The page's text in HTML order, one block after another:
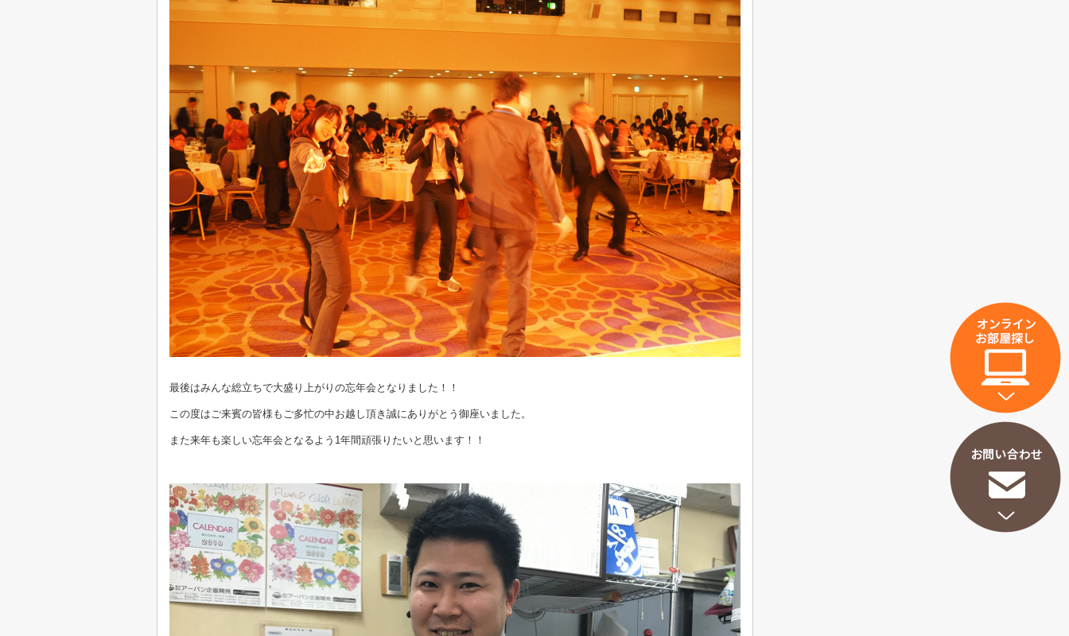
最後はみんな総立ちで大盛り上がりの忘年会となりました！！
この度はご来賓の皆様もご多忙の中お越し頂き誠にありがとう御座いました。
また来年も楽しい忘年会となるよう1年間頑張りたいと思います！！